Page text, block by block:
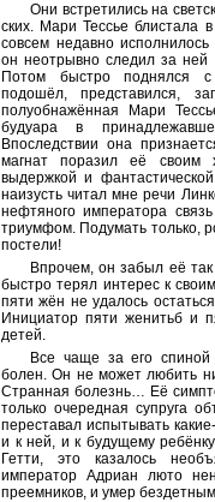
Они встретились на
ских. Мари Тессье блистала
совсем недавно
он неотрывно следил за ней
Потом быстро поднялся
подошёл, представился,
полуобнажённая Мари
будуара в
Впоследствии она
магнат поразил её своим
выдержкой и
наизусть читал мне речи
нефтяного императора
триумфом. Подумать только,
постели!
Впрочем, он забыл её
быстро терял интерес к
пяти жён не удалось
Инициатор пяти женитьб и
детей.
Все чаще за его спиной
болен. Он не может любить
Странная болезнь… Её
только очередная супруга
переставал испытывать
и к ней, и к будущему
Гетти, это казалось
император Адриан люто
преемников, и умер